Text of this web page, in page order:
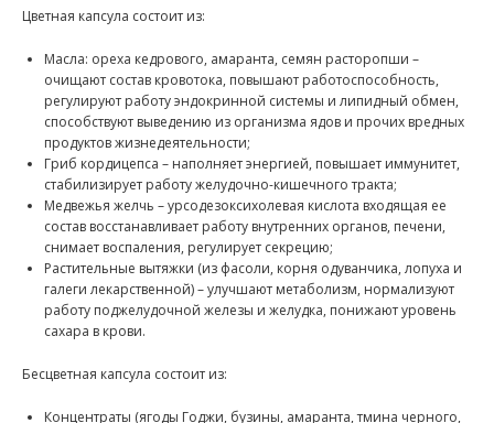
Цветная капсула состоит из:
Масла: ореха кедрового, амаранта, семян расторопши –
очищают состав кровотока, повышают работоспособность,
регулируют работу эндокринной системы и липидный обмен,
способствуют выведению из организма ядов и прочих вредных
продуктов жизнедеятельности;
Гриб кордицепса – наполняет энергией, повышает иммунитет,
стабилизирует работу желудочно-кишечного тракта;
Медвежья желчь – урсодезоксихолевая кислота входящая ее
состав восстанавливает работу внутренних органов, печени,
снимает воспаления, регулирует секрецию;
Растительные вытяжки (из фасоли, корня одуванчика, лопуха и
галеги лекарственной) – улучшают метаболизм, нормализуют
работу поджелудочной железы и желудка, понижают уровень
сахара в крови.
Бесцветная капсула состоит из:
Концентраты (ягоды Годжи, бузины, амаранта, тмина черного,